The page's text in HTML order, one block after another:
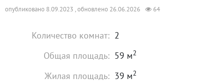
опубликовано 8.09.2023 , обновлено 26.06.2026 64
Количество комнат: 2
Общая площадь: 59 м2
Жилая площадь: 39 м2